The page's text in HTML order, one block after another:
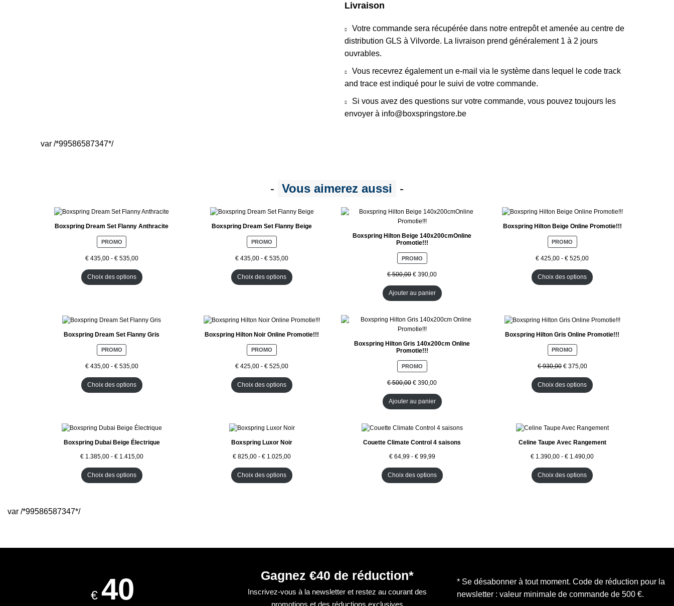
Livraison
Votre commande sera récupérée dans notre entrepôt et amenée au centre de
distribution GLS à Vilvorde. La livraison prend généralement 1 à 2 jours
ouvrables.
Vous recevrez également un e-mail via le système dans lequel le code track
and trace est indiqué pour le suivi de votre commande.
Si vous avez des questions sur votre commande, vous pouvez toujours les
envoyer à info@boxspringstore.be
var /*99586587347*/
- Vous aimerez aussi -
Boxspring Dream Set Flanny Anthracite
PROMOP
R
O
U
R
M
O
T
O
N
€435,00- €535,00
Choix des options
Boxspring Dream Set Flanny Beige
PROMO
R
O
U
R
M
O
T
O
N
€ 435,00 -€ 535,00
Choix des options
Boxspring Hilton Beige 140x200cmOnline
Promotie!!!
PROMOP
R
O
N
P
O
M
O
O
N
€500,00 € 390,00
Ajouter au panier
Boxspring Hilton Beige Online Promotie!!!
PROMO
R
O
U
R
M
O
T
O
N
€ 425,00 -€ 525,00
Choix des options
Boxspring Dream Set Flanny Gris
PROMOP
R
O
U
R
M
O
O
€435,00- €535,00
Choix des options
Boxspring Hilton Noir Online Promotie!!!
PROMO
R
O
U
R
M
O
O
€ 425,00 -€ 525,00
Choix des options
Boxspring Hilton Gris 140x200cm Online
Promotie!!!
PROMOP
R
O
N
R
O
T
€500,00 € 390,00
Ajouter au panier
Boxspring Hilton Gris Online Promotie!!!
PROMO
R
O
U
R
M
O
O
€930,00 €375,00
Choix des options
Boxspring Dubai Beige Électrique
€1.385,00- €1.415,00
Choix des options
Boxspring Luxor Noir
€ 825,00 -€ 1.025,00
Choix des options
Couette Climate Control 4 saisons
€64,99- €99,99
Choix des options
Celine Taupe Avec Rangement
€ 1.390,00 -€ 1.490,00
Choix des options
var /*99586587347*/
€ 40 Gagnez €40 de réduction*
Inscrivez-vous à la newsletter et restez au courant des
promotions et des réductions exclusives
* Se désabonner à tout moment. Code de réduction pour la
newsletter : valeur minimale de commande de 500 €.